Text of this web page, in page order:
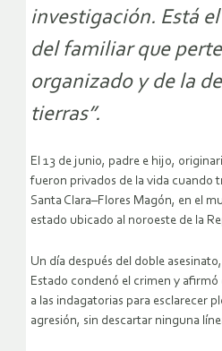
investigación. Está
del familiar que
organizado y de la
tierras”.
El 13 de junio, padre e hijo,
fueron privados de la vida cuando
Santa Clara–Flores Magón, en el
estado ubicado al noroeste de la
Un día después del doble
Estado condenó el crimen y
a las indagatorias para esclarecer
agresión, sin descartar ninguna